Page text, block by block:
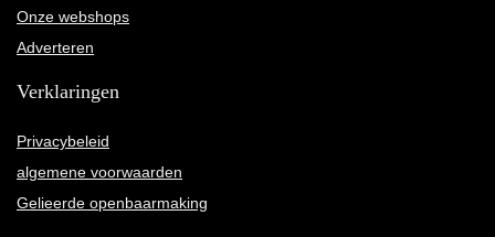
Onze webshops
Adverteren
Verklaringen
Privacybeleid
algemene voorwaarden
Gelieerde openbaarmaking